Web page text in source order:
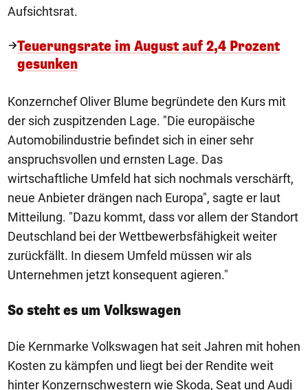
Aufsichtsrat.
Teuerungsrate im August auf 2,4 Prozent
gesunken
Konzernchef Oliver Blume begründete den Kurs mit
der sich zuspitzenden Lage. "Die europäische
Automobilindustrie befindet sich in einer sehr
anspruchsvollen und ernsten Lage. Das
wirtschaftliche Umfeld hat sich nochmals verschärft,
neue Anbieter drängen nach Europa", sagte er laut
Mitteilung. "Dazu kommt, dass vor allem der Standort
Deutschland bei der Wettbewerbsfähigkeit weiter
zurückfällt. In diesem Umfeld müssen wir als
Unternehmen jetzt konsequent agieren."
So steht es um Volkswagen
Die Kernmarke Volkswagen hat seit Jahren mit hohen
Kosten zu kämpfen und liegt bei der Rendite weit
hinter Konzernschwestern wie Skoda, Seat und Audi